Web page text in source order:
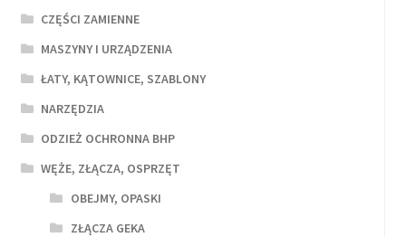
CZĘŚCI ZAMIENNE
MASZYNY I URZĄDZENIA
ŁATY, KĄTOWNICE, SZABLONY
NARZĘDZIA
ODZIEŻ OCHRONNA BHP
WĘŻE, ZŁĄCZA, OSPRZĘT
OBEJMY, OPASKI
ZŁĄCZA GEKA